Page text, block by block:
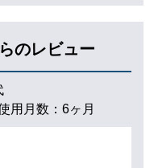
のレビュー
用月数： 6ヶ月